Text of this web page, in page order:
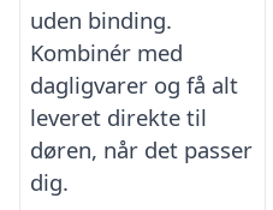
uden binding.
Kombinér med
dagligvarer og få alt
leveret direkte til
døren, når det passer
dig.